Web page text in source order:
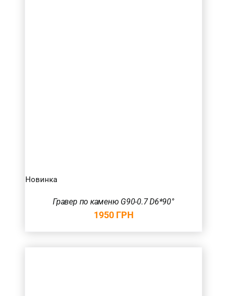
Новинка
Гравер по каменю G90-0.7 D6*90°
1950 ГРН